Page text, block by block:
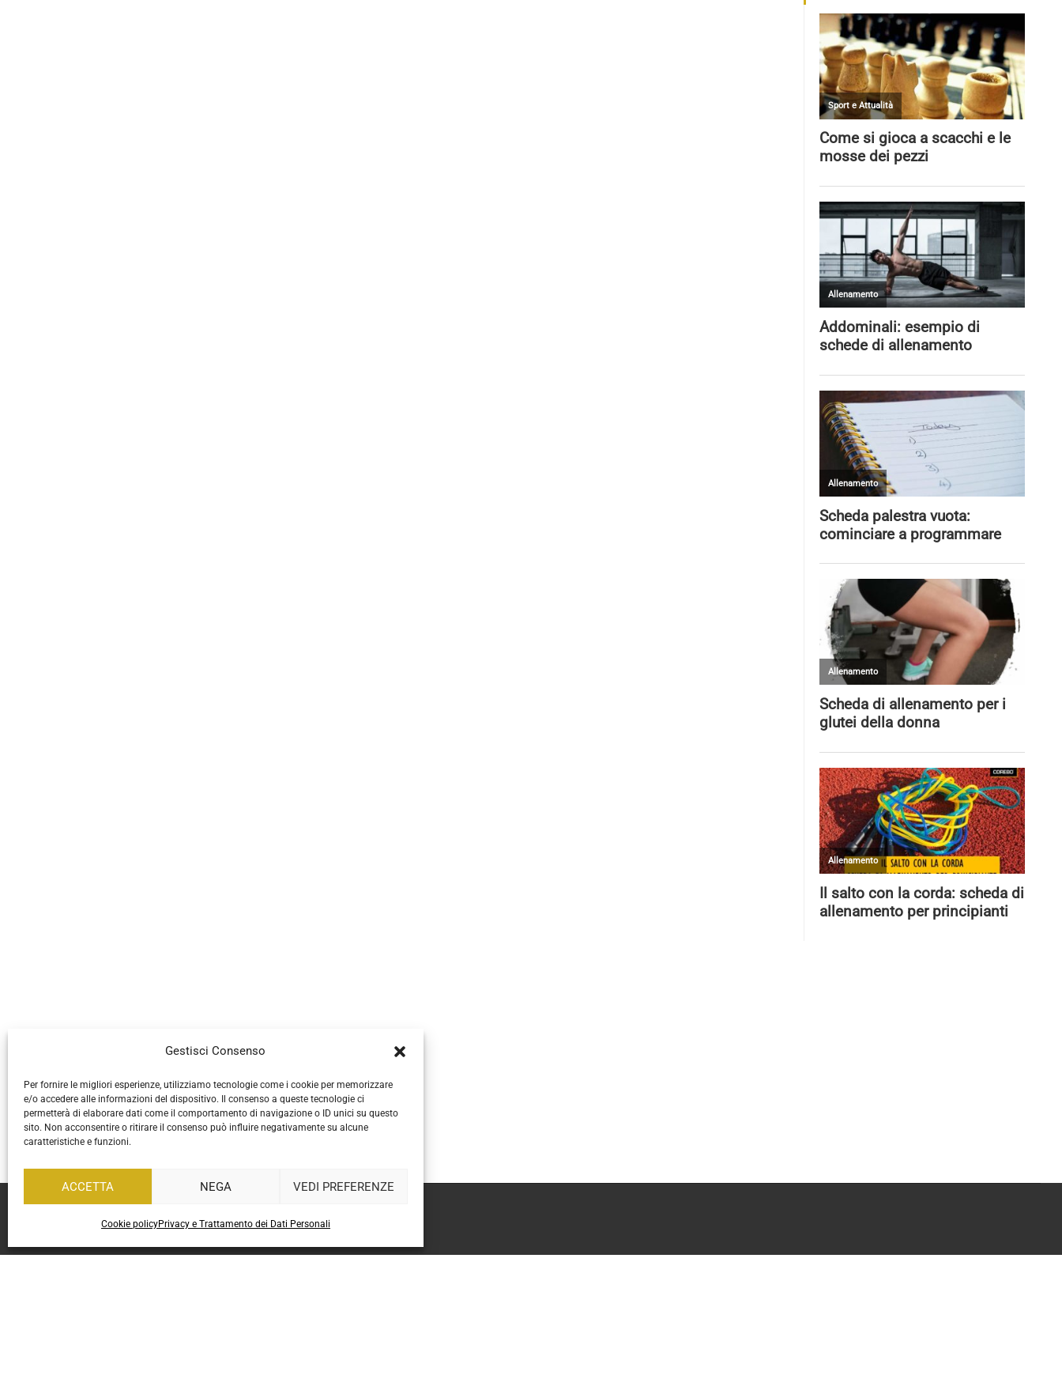
Gestisci Consenso
Per fornire le migliori esperienze, utilizziamo tecnologie come i cookie per memorizzare
e/o accedere alle informazioni del dispositivo. Il consenso a queste tecnologie ci
permetterà di elaborare dati come il comportamento di navigazione o ID unici su questo
sito. Non acconsentire o ritirare il consenso può influire negativamente su alcune
caratteristiche e funzioni.
ACCETTA NEGA VEDI PREFERENZE
Cookie policyPrivacy e Trattamento dei Dati Personali
COREBO – La scienza al servizio dello sport
P.IVA: 11867740018 | Sede Legale: Corso Re Umberto 1, 10121 Torino (TO)